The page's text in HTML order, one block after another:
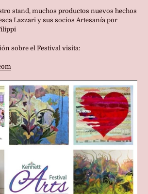
stand, muchos productos nuevos hechos
Lazzari y sus socios Artesanía por
sobre el Festival visita: